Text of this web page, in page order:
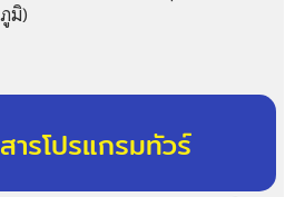
มิ)
ารโปรแกรมทัวร์